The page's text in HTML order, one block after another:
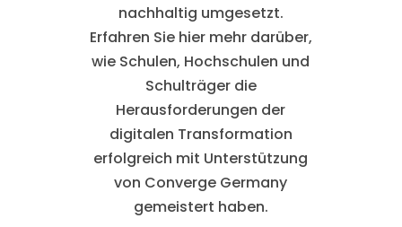
nachhaltig umgesetzt.
Erfahren Sie hier mehr darüber,
wie Schulen, Hochschulen und
Schulträger die
Herausforderungen der
digitalen Transformation
erfolgreich mit Unterstützung
von Converge Germany
gemeistert haben.